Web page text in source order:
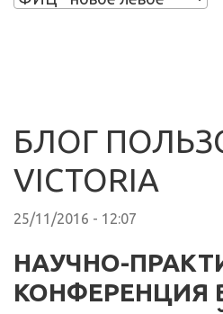
БЛОГ
VICTORIA
25/11/2016 - 12:07
НАУЧНО-
КОНФЕРЕНЦИЯ